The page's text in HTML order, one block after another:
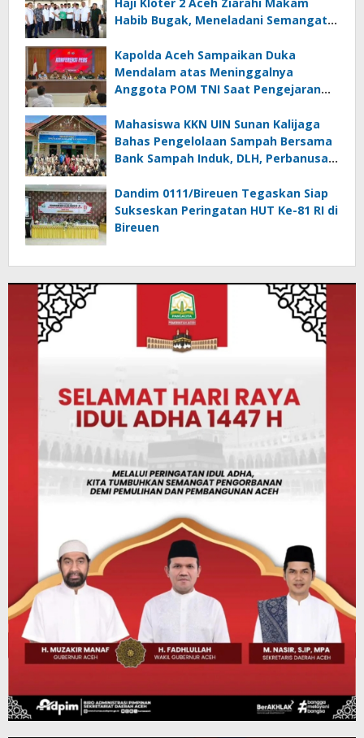
Habib Bugak, Meneladani Semangat
Zaman
Kapolda Aceh Sampaikan Duka
Mendalam atas Meninggalnya
Anggota POM TNI Saat Pengejaran
Bireuen
Mahasiswa KKN UIN Sunan Kalijaga
Bahas Pengelolaan Sampah Bersama
Bank Sampah Induk, DLH, Perbanusa
Dandim 0111/Bireuen Tegaskan Siap
Sukseskan Peringatan HUT Ke-81 RI di
Bireuen